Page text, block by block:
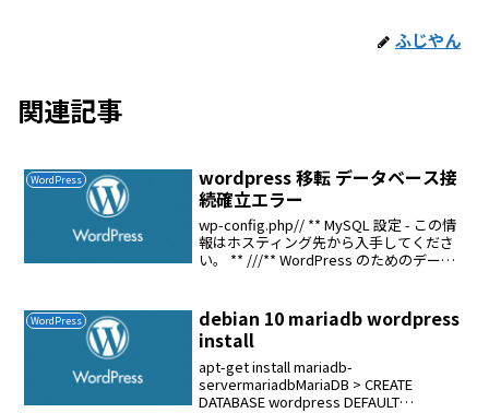
ふじやん
関連記事
WordPress
wordpress 移転 データベース接
続確立エラー
wp-config.php// ** MySQL 設定 - この情
報はホスティング先から入手してくださ
い。 ** ///** WordPress のためのデータ
WordPress
debian 10 mariadb wordpress
install
apt-get install mariadb-
servermariadbMariaDB > CREATE
DATABASE wordpress DEFAULT